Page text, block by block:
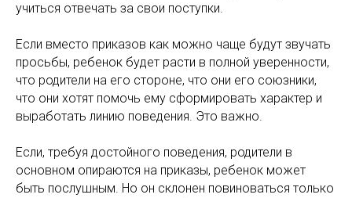
учиться отвечать за свои поступки.
Если вместо приказов как можно чаще будут звучать
просьбы, ребенок будет расти в полной уверенности,
что родители на его стороне, что они его союзники,
что они хотят помочь ему сформировать характер и
выработать линию поведения. Это важно.
Если, требуя достойного поведения, родители в
основном опираются на приказы, ребенок может
быть послушным. Но он склонен повиноваться только